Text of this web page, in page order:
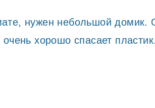
нужен небольшой домик.
хорошо спасает пластик.